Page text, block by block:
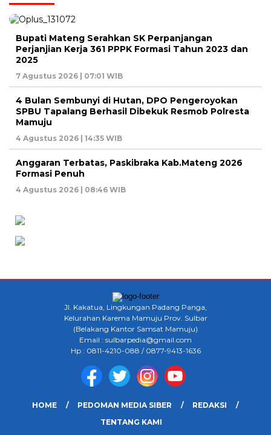
Bupati Mateng Serahkan SK Perpanjangan
Perjanjian Kerja 361 PPPK Formasi Tahun 2023 dan
2025
7 Agustus 2026 | 07:01 WIB
4 Bulan Sembunyi di Hutan, DPO Pengeroyokan
SPBU Tapalang Berhasil Dibekuk Resmob Polresta
Mamuju
4 Agustus 2026 | 14:35 WIB
Anggaran Terbatas, Paskibraka Kab.Mateng 2026
Formasi Penuh
4 Agustus 2026 | 08:46 WIB
Jl. Kakatua, Lingkungan Padang Panga,
Kelurahan Karema Mamuju Prov. Sulbar
(Belakang Kantor Samsat Mamuju)
Email : sulbarpedia@gmail.com
Hp : 0811-4210-088 / 0877-9413-1636
HOME PEDOMAN MEDIA SIBER
REDAKSI
TENTANG KAMI